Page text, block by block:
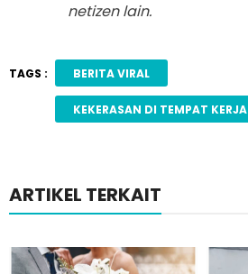
netizen lain.
TAGS : BERITA VIRAL
KEKERASAN DI TEMPAT KERJA
ARTIKEL TERKAIT